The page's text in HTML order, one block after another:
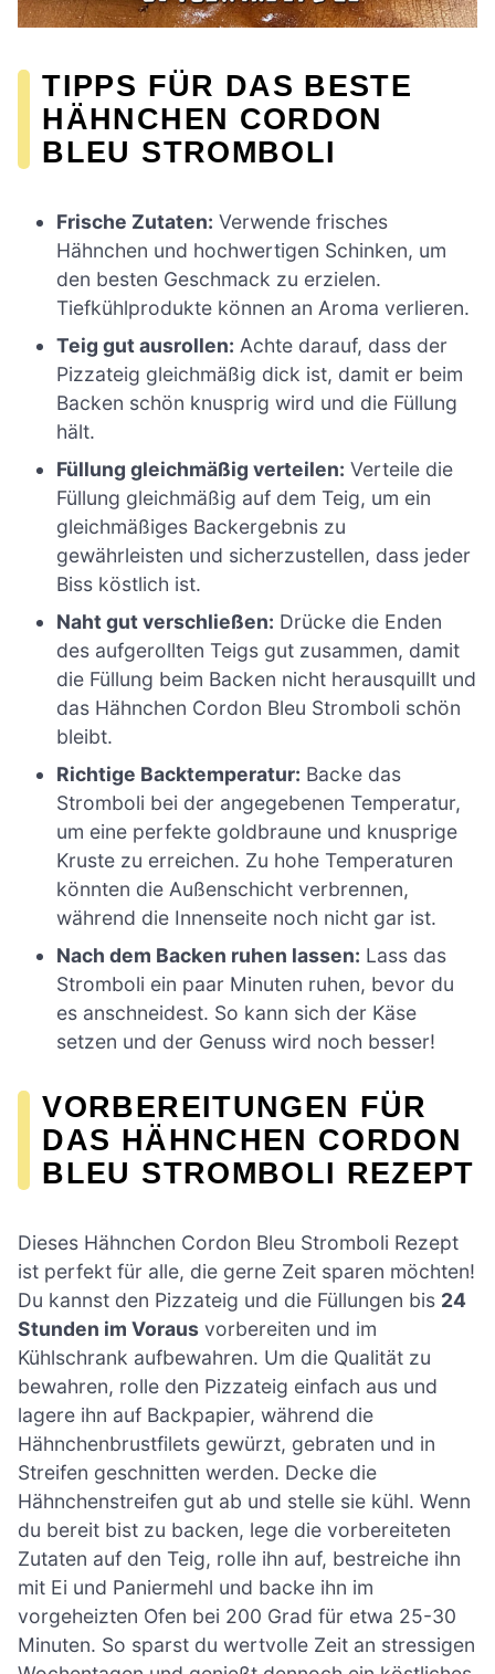
TIPPS FÜR DAS BESTE
HÄHNCHEN CORDON
BLEU STROMBOLI
Frische Zutaten: Verwende frisches
Hähnchen und hochwertigen Schinken, um
den besten Geschmack zu erzielen.
Tiefkühlprodukte können an Aroma verlieren.
Teig gut ausrollen: Achte darauf, dass der
Pizzateig gleichmäßig dick ist, damit er beim
Backen schön knusprig wird und die Füllung
hält.
Füllung gleichmäßig verteilen: Verteile die
Füllung gleichmäßig auf dem Teig, um ein
gleichmäßiges Backergebnis zu
gewährleisten und sicherzustellen, dass jeder
Biss köstlich ist.
Naht gut verschließen: Drücke die Enden
des aufgerollten Teigs gut zusammen, damit
die Füllung beim Backen nicht herausquillt und
das Hähnchen Cordon Bleu Stromboli schön
bleibt.
Richtige Backtemperatur: Backe das
Stromboli bei der angegebenen Temperatur,
um eine perfekte goldbraune und knusprige
Kruste zu erreichen. Zu hohe Temperaturen
könnten die Außenschicht verbrennen,
während die Innenseite noch nicht gar ist.
Nach dem Backen ruhen lassen: Lass das
Stromboli ein paar Minuten ruhen, bevor du
es anschneidest. So kann sich der Käse
setzen und der Genuss wird noch besser!
VORBEREITUNGEN FÜR
DAS HÄHNCHEN CORDON
BLEU STROMBOLI REZEPT
Dieses Hähnchen Cordon Bleu Stromboli Rezept
ist perfekt für alle, die gerne Zeit sparen möchten!
Du kannst den Pizzateig und die Füllungen bis 24
Stunden im Voraus vorbereiten und im
Kühlschrank aufbewahren. Um die Qualität zu
bewahren, rolle den Pizzateig einfach aus und
lagere ihn auf Backpapier, während die
Hähnchenbrustfilets gewürzt, gebraten und in
Streifen geschnitten werden. Decke die
Hähnchenstreifen gut ab und stelle sie kühl. Wenn
du bereit bist zu backen, lege die vorbereiteten
Zutaten auf den Teig, rolle ihn auf, bestreiche ihn
mit Ei und Paniermehl und backe ihn im
vorgeheizten Ofen bei 200 Grad für etwa 25-30
Minuten. So sparst du wertvolle Zeit an stressigen